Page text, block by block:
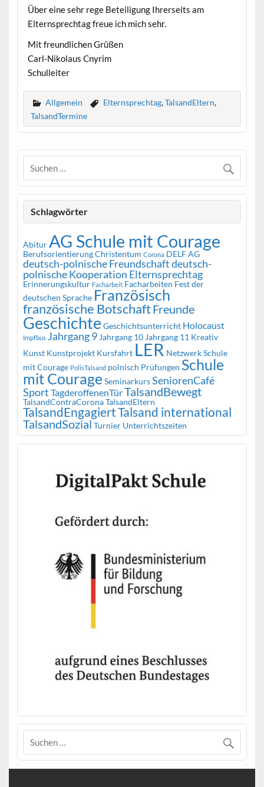
Über eine sehr rege Beteiligung Ihrerseits am
Elternsprechtag freue ich mich sehr.
Mit freundlichen Grüßen
Carl-Nikolaus Cnyrim
Schulleiter
Allgemein Elternsprechtag,TalsandEltern,
TalsandTermine
Schlagwörter
Abitur AG Schule mit Courage
BerufsorientierungChristentum Corona DELF AG
deutsch-polnische Freundschaftdeutsch-
polnische Kooperation Elternsprechtag
Erinnerungskultur Facharbeit Facharbeiten Fest der
deutschen Sprache Französisch
französische BotschaftFreunde
Geschichte Geschichtsunterricht Holocaust
Impfbus Jahrgang 9 Jahrgang 10 Jahrgang 11 Kreativ
Kunst Kunstprojekt Kursfahrt LER Netzwerk Schule
mit Courage PolisTalsand polnisch Prüfungen Schule
mit Courage SeminarkursSeniorenCafé
Sport TagderoffenenTürTalsandBewegt
TalsandContraCoronaTalsandEltern
TalsandEngagiertTalsand international
TalsandSozial Turnier Unterrichtszeiten